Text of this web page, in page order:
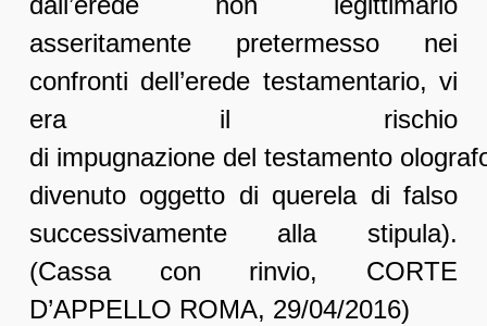
asseritamente pretermesso nei
confronti dell’erede testamentario, vi
era il rischio
di impugnazione del testamento
divenuto oggetto di querela di falso
successivamente alla stipula).
(Cassa con rinvio, CORTE
D’APPELLO ROMA, 29/04/2016)